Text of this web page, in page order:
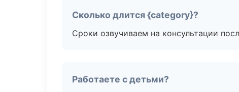
Сколько длится {category}?
Сроки озвучиваем на консультации
Работаете с детьми?